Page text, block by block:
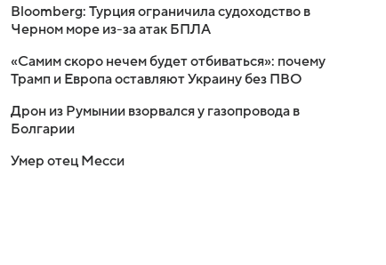
Bloomberg: Турция ограничила судоходство в
Черном море из-за атак БПЛА
«Самим скоро нечем будет отбиваться»: почему
Трамп и Европа оставляют Украину без ПВО
Дрон из Румынии взорвался у газопровода в
Болгарии
Умер отец Месси